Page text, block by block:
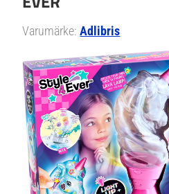
Varumärke:Adlibris